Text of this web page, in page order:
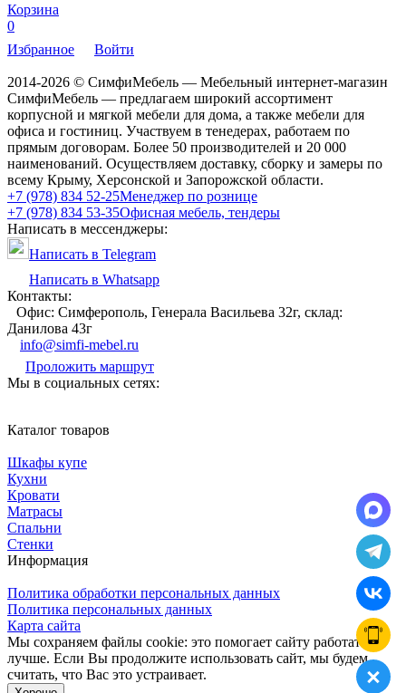
Корзина
0
Избранное
Войти
2014-2026 © СимфиМебель — Мебельный интернет-магазин
СимфиМебель — предлагаем широкий ассортимент
корпусной и мягкой мебели для дома, а также мебели для
офиса и гостиниц. Участвуем в тенедерах, работаем по
прямым договорам. Более 50 производителей и 20 000
наименований. Осуществляем доставку, сборку и замеры по
всему Крыму, Херсонской и Запорожской области.
+7 (978) 834 52-25Менеджер по рознице
+7 (978) 834 53-35Офисная мебель, тендеры
Написать в мессенджеры:
Написать в Telegram
Написать в Whatsapp
Контакты:
Офис: Симферополь, Генерала Васильева 32г, склад:
Данилова 43г
info@simfi-mebel.ru
Проложить маршрут
Мы в социальных сетях:
Каталог товаров
Шкафы купе
Кухни
Кровати
Матрасы
Cпальни
Стенки
Информация
Политика обработки персональных данных
Политика персональных данных
Карта сайта
Мы сохраняем файлы cookie: это помогает сайту работать
лучше. Если Вы продолжите использовать сайт, мы будем
считать, что Вас это устраивает.